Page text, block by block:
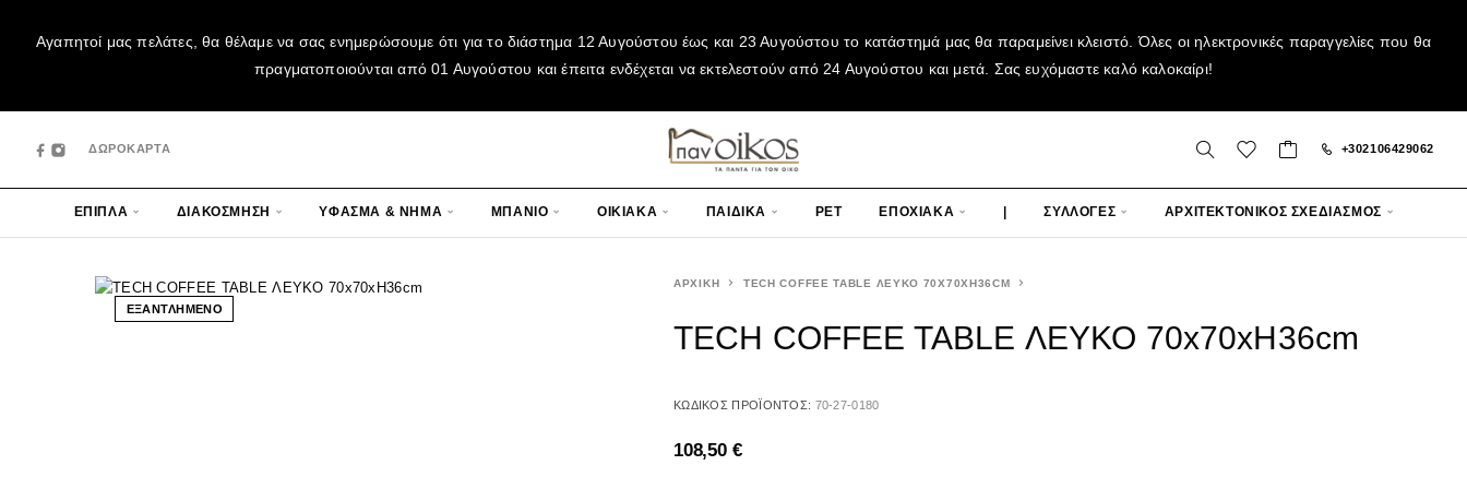
Αγαπητοί μας πελάτες, θα θέλαμε να σας ενημερώσουμε ότι για το διάστημα 12 Αυγούστου έως και 23 Αυγούστου το κατάστημά μας θα παραμείνει κλειστό. Όλες οι ηλεκτρονικές παραγγελίες που θα
πραγματοποιούνται από 01 Αυγούστου και έπειτα ενδέχεται να εκτελεστούν από 24 Αυγούστου και μετά. Σας ευχόμαστε καλό καλοκαίρι!
ΔΩΡΟΚΑΡΤΑ +302106429062
ΕΠΙΠΛΑ ΔΙΑΚΟΣΜΗΣΗ ΥΦΑΣΜΑ & ΝΗΜΑ ΜΠΑΝΙΟ ΟΙΚΙΑΚΑ ΠΑΙΔΙΚΑ PET ΕΠΟΧΙΑΚΑ | ΣΥΛΛΟΓΕΣ ΑΡΧΙΤΕΚΤΟΝΙΚΟΣ ΣΧΕΔΙΑΣΜΟΣ
ΕΞΑΝΤΛΗΜΕΝΟ
ΑΡΧΙΚΉ TECH COFFEE TABLE ΛΕΥΚΟ 70X70XH36CM
TECH COFFEE TABLE ΛΕΥΚΟ 70x70xH36cm
ΚΩΔΙΚΌΣ ΠΡΟΪΌΝΤΟΣ: 70-27-0180
108,50 €